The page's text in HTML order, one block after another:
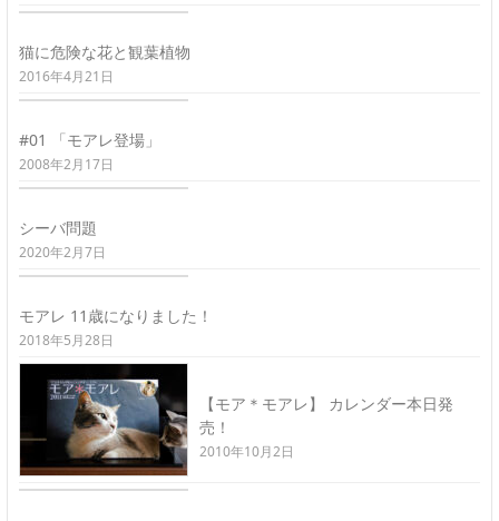
猫に危険な花と観葉植物
2016年4月21日
#01 「モアレ登場」
2008年2月17日
シーバ問題
2020年2月7日
モアレ 11歳になりました！
2018年5月28日
【モア＊モアレ】 カレンダー本日発
売！
2010年10月2日